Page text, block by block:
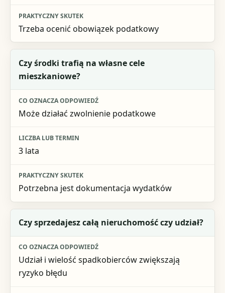
Trzeba ocenić obowiązek podatkowy
Czy środki trafią na własne cele
mieszkaniowe?
Może działać zwolnienie podatkowe
3 lata
Potrzebna jest dokumentacja wydatków
Czy sprzedajesz całą nieruchomość czy udział?
Udział i wielość spadkobierców zwiększają
ryzyko błędu